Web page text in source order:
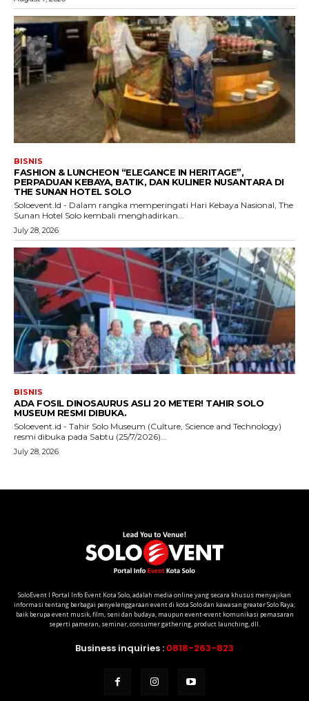
SoloEvent I Portal Info Event Kota Solo, adalah media online yang secara khusus menyajikan
informasi tentang berbagai penyelenggaraan event di kota Solo dan kawasan greater Solo Raya;
baik berupa event musik, film, seni dan budaya, maupun event-event komunikasi pemasaran
seperti pameran, seminar, consumer gathering, product launching, dll.
Business inquiries : 0818-263-823